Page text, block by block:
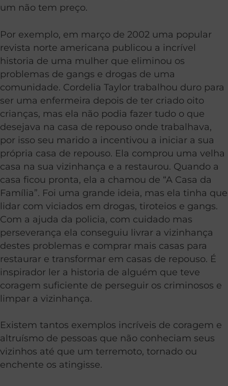
um não tem preço.
Por exemplo, em março de 2002 uma popular
revista norte americana publicou a incrível
historia de uma mulher que eliminou os
problemas de gangs e drogas de uma
comunidade. Cordelia Taylor trabalhou duro para
ser uma enfermeira depois de ter criado oito
crianças, mas ela não podia fazer tudo o que
desejava na casa de repouso onde trabalhava,
por isso seu marido a incentivou a iniciar a sua
própria casa de repouso. Ela comprou uma velha
casa na sua vizinhança e a restaurou. Quando a
casa ficou pronta, ela a chamou de “A Casa da
Família”. Foi uma grande ideia, mas ela tinha que
lidar com viciados em drogas, tiroteios e gangs.
Com a ajuda da policia, com cuidado mas
perseverança ela conseguiu livrar a vizinhança
destes problemas e comprar mais casas para
restaurar e transformar em casas de repouso. É
inspirador ler a historia de alguém que teve
coragem suficiente de perseguir os criminosos e
limpar a vizinhança.
Existem tantos exemplos incríveis de coragem e
altruísmo de pessoas que não conheciam seus
vizinhos até que um terremoto, tornado ou
enchente os atingisse.